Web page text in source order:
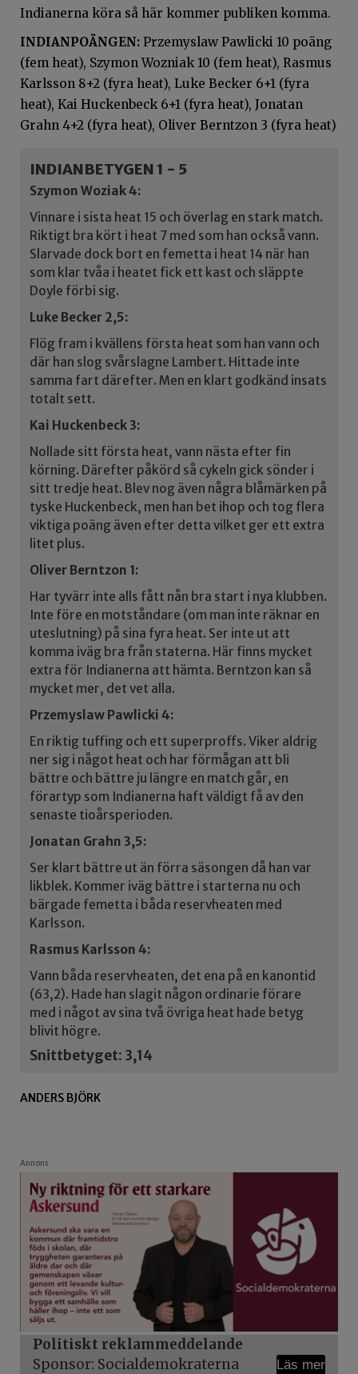
Indianerna köra så här kommer publiken komma.
INDIANPOÄNGEN: Przemyslaw Pawlicki 10 poäng
(fem heat), Szymon Wozniak 10 (fem heat), Rasmus
Karlsson 8+2 (fyra heat), Luke Becker 6+1 (fyra
heat), Kai Huckenbeck 6+1 (fyra heat), Jonatan
Grahn 4+2 (fyra heat), Oliver Berntzon 3 (fyra heat)
INDIANBETYGEN 1 - 5
Szymon Woziak 4:
Vinnare i sista heat 15 och överlag en stark match.
Riktigt bra kört i heat 7 med som han också vann.
Slarvade dock bort en femetta i heat 14 när han
som klar tvåa i heatet fick ett kast och släppte
Doyle förbi sig.
Luke Becker 2,5:
Flög fram i kvällens första heat som han vann och
där han slog svårslagne Lambert. Hittade inte
samma fart därefter. Men en klart godkänd insats
totalt sett.
Kai Huckenbeck 3:
Nollade sitt första heat, vann nästa efter fin
körning. Därefter påkörd så cykeln gick sönder i
sitt tredje heat. Blev nog även några blåmärken på
tyske Huckenbeck, men han bet ihop och tog flera
viktiga poäng även efter detta vilket ger ett extra
litet plus.
Oliver Berntzon 1:
Har tyvärr inte alls fått nån bra start i nya klubben.
Inte före en motståndare (om man inte räknar en
uteslutning) på sina fyra heat. Ser inte ut att
komma iväg bra från staterna. Här finns mycket
extra för Indianerna att hämta. Berntzon kan så
mycket mer, det vet alla.
Przemyslaw Pawlicki 4:
En riktig tuffing och ett superproffs. Viker aldrig
ner sig i något heat och har förmågan att bli
bättre och bättre ju längre en match går, en
förartyp som Indianerna haft väldigt få av den
senaste tioårsperioden.
Jonatan Grahn 3,5:
Ser klart bättre ut än förra säsongen då han var
likblek. Kommer iväg bättre i starterna nu och
bärgade femetta i båda reservheaten med
Karlsson.
Rasmus Karlsson 4:
Vann båda reservheaten, det ena på en kanontid
(63,2). Hade han slagit någon ordinarie förare
med i något av sina två övriga heat hade betyg
blivit högre.
Snittbetyget: 3,14
ANDERS BJÖRK
Annons
Politiskt reklammeddelande
Sponsor: Socialdemokraterna
Läs mer